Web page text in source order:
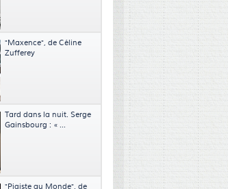
"Maxence", de Céline
Zufferey
Tard dans la nuit. Serge
Gainsbourg : « ...
"Pigiste au Monde", de